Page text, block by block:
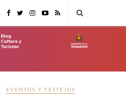
EVENTOS Y FESTEJOS